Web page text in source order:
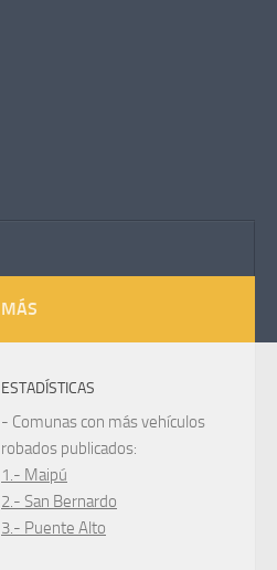
MÁS
ESTADÍSTICAS
- Comunas con más vehículos
robados publicados:
1.- Maipú
2.- San Bernardo
3.- Puente Alto